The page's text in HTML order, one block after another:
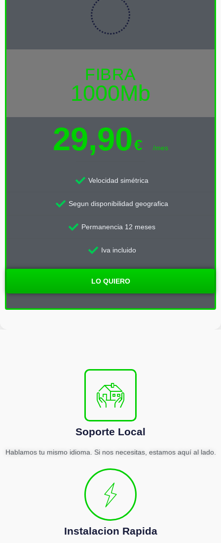
FIBRA
1000Mb
29,90€ /mes
Velocidad simétrica
Segun disponibilidad geografica
Permanencia 12 meses
Iva incluido
LO QUIERO
Soporte Local
Hablamos tu mismo idioma. Si nos necesitas, estamos aquí al lado.
Instalacion Rapida